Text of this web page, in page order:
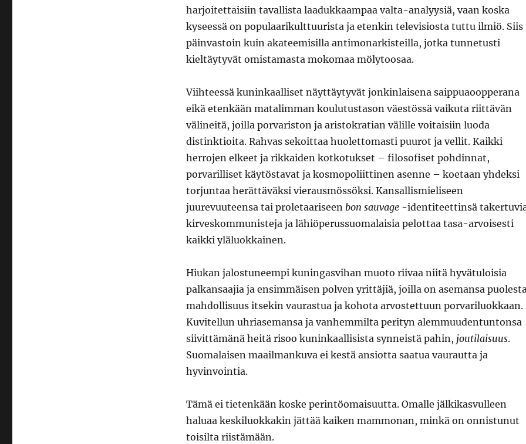
harjoitettaisiin tavallista laadukkaampaa valta-analyysiä, vaan koska
kyseessä on populaarikulttuurista ja etenkin televisiosta tuttu ilmiö. Siis
päinvastoin kuin akateemisilla antimonarkisteilla, jotka tunnetusti
kieltäytyvät omistamasta mokomaa mölytoosaa.
Viihteessä kuninkaalliset näyttäytyvät jonkinlaisena saippuaoopperana
eikä etenkään matalimman koulutustason väestössä vaikuta riittävän
välineitä, joilla porvariston ja aristokratian välille voitaisiin luoda
distinktioita. Rahvas sekoittaa huolettomasti puurot ja vellit. Kaikki
herrojen elkeet ja rikkaiden kotkotukset – filosofiset pohdinnat,
porvarilliset käytöstavat ja kosmopoliittinen asenne – koetaan yhdeksi
torjuntaa herättäväksi vierausmössöksi. Kansallismieliseen
juurevuuteensa tai proletaariseen bon sauvage-identiteettinsä
kirveskommunisteja ja lähiöperussuomalaisia pelottaa tasa-arvoisesti
kaikki yläluokkainen.
Hiukan jalostuneempi kuningasvihan muoto riivaa niitä hyvätuloisia
palkansaajia ja ensimmäisen polven yrittäjiä, joilla on asemansa
mahdollisuus itsekin vaurastua ja kohota arvostettuun porvariluokkaan.
Kuvitellun uhriasemansa ja vanhemmilta perityn alemmuudentuntonsa
siivittämänä heitä risoo kuninkaallisista synneistä pahin, joutilaisuus.
Suomalaisen maailmankuva ei kestä ansiotta saatua vaurautta ja
hyvinvointia.
Tämä ei tietenkään koske perintöomaisuutta. Omalle jälkikasvulleen
haluaa keskiluokkakin jättää kaiken mammonan, minkä on onnistunut
toisilta riistämään.